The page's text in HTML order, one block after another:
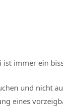
ist immer ein
und nicht
eines